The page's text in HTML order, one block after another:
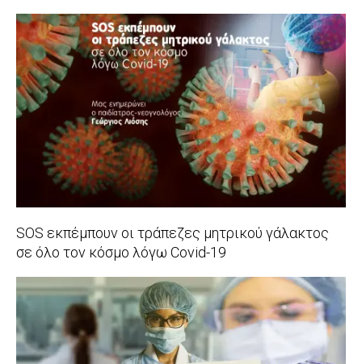
2020-
07-
13
SOS εκπέμπουν οι τράπεζες μητρικού γάλακτος
σε όλο τον κόσμο λόγω Covid-19
2020-
04-
23